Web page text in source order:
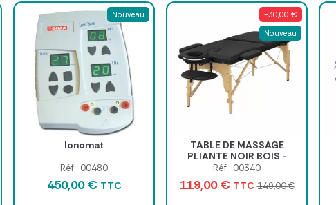
Nouveau
Ionomat
Réf : 00480
450,00 € TTC
-30,00 €
Nouveau
TABLE DE MASSAGE
PLIANTE NOIR BOIS -
ALPHA WOOD
Réf : 00340
119,00 € TTC 149,00 €